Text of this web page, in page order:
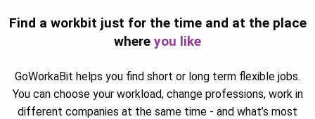
Find a workbit just for the time and at the place
where you like
GoWorkaBit helps you find short or long term flexible jobs.
You can choose your workload, change professions, work in
different companies at the same time - and what’s most